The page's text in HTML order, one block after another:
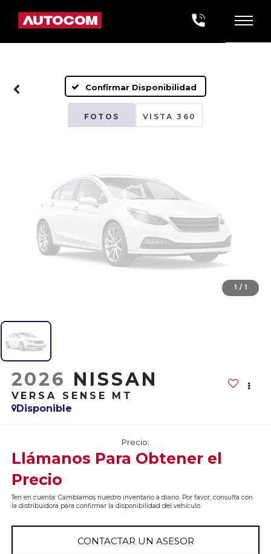
Confirmar Disponibilidad
FOTOS VISTA 360
Fotos No
Disponibles
Por favor, revise luego
1 / 1
2026 NISSAN
VERSA SENSE MT
Disponible
Precio:
Llámanos Para Obtener el
Precio
Ten en cuenta: Cambiamos nuestro inventario a diario. Por favor, consulta con
la distribuidora para confirmar la disponibilidad del vehículo.
CONTACTAR UN ASESOR